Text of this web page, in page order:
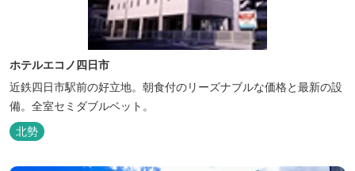
ホテルエコノ四日市
近鉄四日市駅前の好立地。朝食付のリーズナブルな価格と最新の設
備。全室セミダブルベット。
北勢